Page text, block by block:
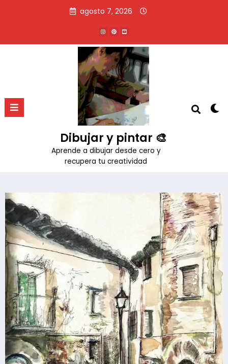
agosto 7, 2026
Dibujar y pintar 🎨
Aprende a dibujar desde cero y
recupera tu creatividad
Técnica para realizar paisajes
con acuarela y tinta
Inicio
Técnicas de dibujo y pintura
Técnica para realizar paisajes con acuarela y tinta